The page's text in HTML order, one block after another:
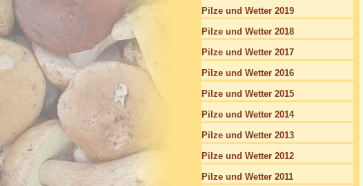
Pilze und Wetter 2019
Pilze und Wetter 2018
Pilze und Wetter 2017
Pilze und Wetter 2016
Pilze und Wetter 2015
Pilze und Wetter 2014
Pilze und Wetter 2013
Pilze und Wetter 2012
Pilze und Wetter 2011